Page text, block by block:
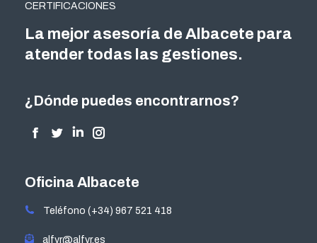
CERTIFICACIONES
Oficina Albacete
Teléfono (+34) 967 521 418
alfyr@alfyr.es
¿Dónde puedes encontrarnos?
Encuéntranos en:
Facebook
opens
new
Twitter
opens
new
Linkedin
opens
new
Instagram
opens
new
La mejor asesoría de Albacete para
atender todas las gestiones.